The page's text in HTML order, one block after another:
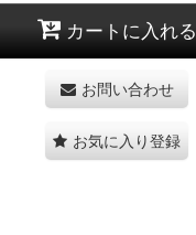
カートに入れる
お問い合わせ
お気に入り登録